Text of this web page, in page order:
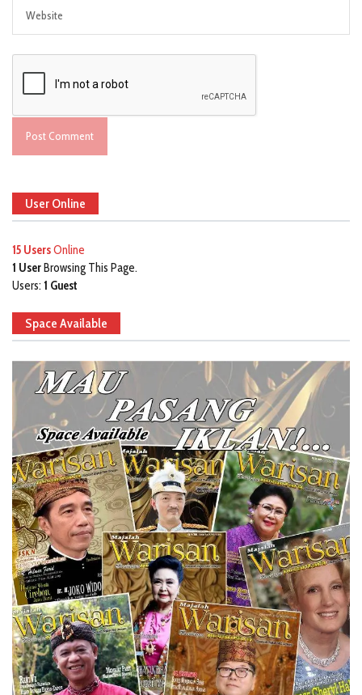
User Online
15 UsersOnline
1 UserBrowsing This Page.
Users: 1 Guest
Space Available